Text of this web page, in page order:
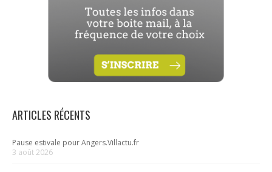
ARTICLES RÉCENTS
Pause estivale pour Angers.Villactu.fr
3 août 2026